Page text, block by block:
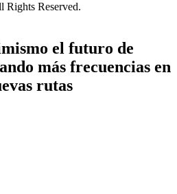
Reserved.
el futuro de
más frecuencias en
rutas